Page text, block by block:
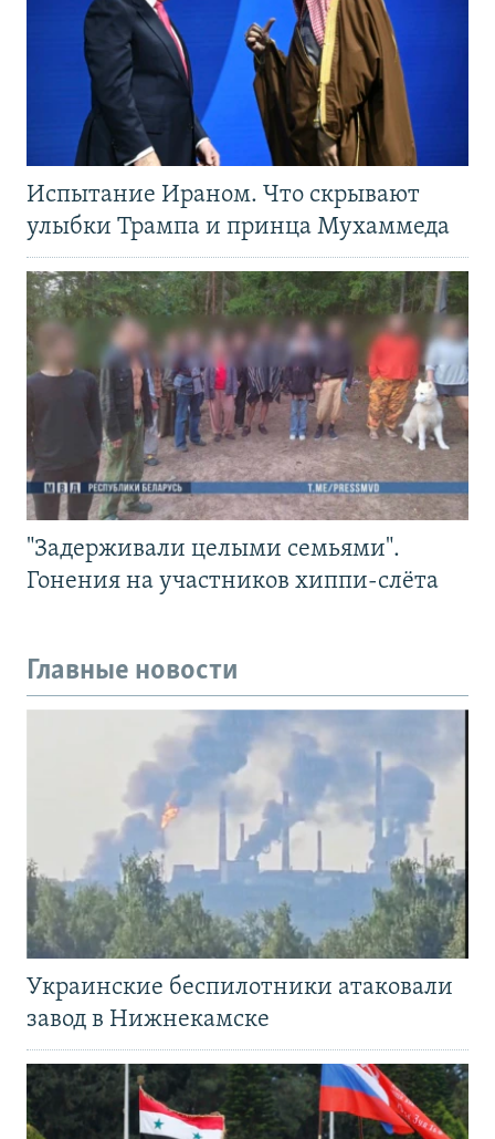
Испытание Ираном. Что скрывают
улыбки Трампа и принца Мухаммеда
"Задерживали целыми семьями".
Гонения на участников хиппи-слёта
Главные новости
Украинские беспилотники атаковали
завод в Нижнекамске